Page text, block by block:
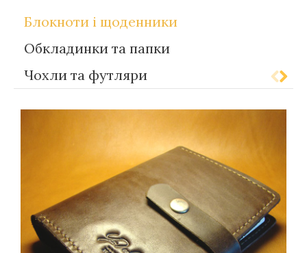
Блокноти і щоденники
Обкладинки та папки
Чохли та футляри